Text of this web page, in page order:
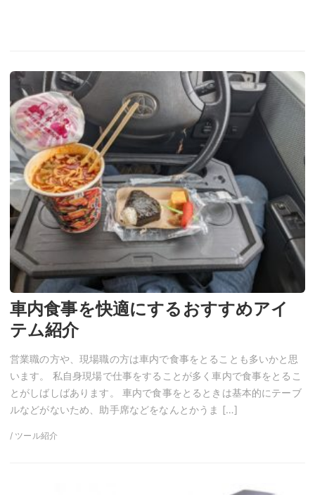
車内食事を快適にするおすすめアイ
テム紹介
営業職の方や、現場職の方は車内で食事をとることも多いかと思
います。 私自身現場で仕事をすることが多く車内で食事をとるこ
とがしばしばあります。 車内で食事をとるときは基本的にテーブ
ルなどがないため、助手席などをなんとかうま […]
/ ツール紹介